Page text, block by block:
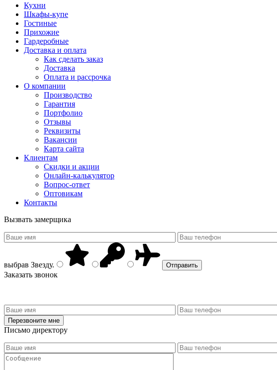
Кухни
Шкафы-купе
Гостиные
Прихожие
Гардеробные
Доставка и оплата
Как сделать заказ
Доставка
Оплата и рассрочка
О компании
Производство
Гарантия
Портфолио
Отзывы
Реквизиты
Вакансии
Карта сайта
Клиентам
Скидки и акции
Онлайн-калькулятор
Вопрос-ответ
Оптовикам
Контакты
Вызвать замерщика
выбрав Звезду.
Заказать звонок
Письмо директору